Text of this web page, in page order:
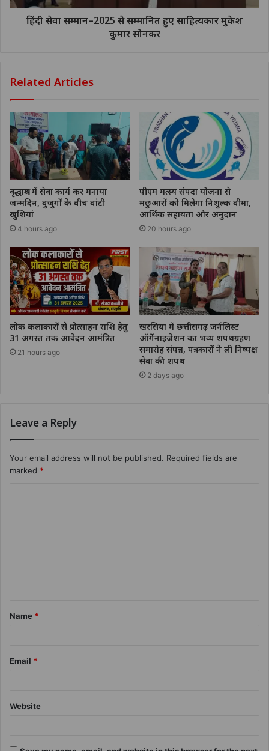
हिंदी सेवा सम्मान–2025 से सम्मानित हुए साहित्यकार मुकेश
कुमार सोनकर
Related Articles
वृद्धाश्रम में सेवा कार्य कर मनाया
जन्मदिन, बुजुर्गों के बीच बांटी
खुशियां
4 hours ago
पीएम मत्स्य संपदा योजना से
मछुआरों को मिलेगा निशुल्क बीमा,
आर्थिक सहायता और अनुदान
20 hours ago
लोक कलाकारों से प्रोत्साहन राशि हेतु
31 अगस्त तक आवेदन आमंत्रित
21 hours ago
खरसिया में छत्तीसगढ़ जर्नलिस्ट
ऑर्गेनाइजेशन का भव्य शपथग्रहण
समारोह संपन्न, पत्रकारों ने ली निष्पक्ष
सेवा की शपथ
2 days ago
Leave a Reply
Your email address will not be published. Required fields are
marked *
Name *
Email *
Website